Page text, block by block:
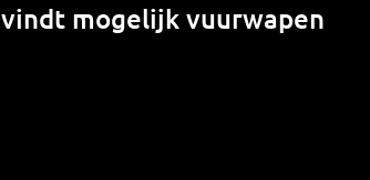
vindt mogelijk vuurwapen